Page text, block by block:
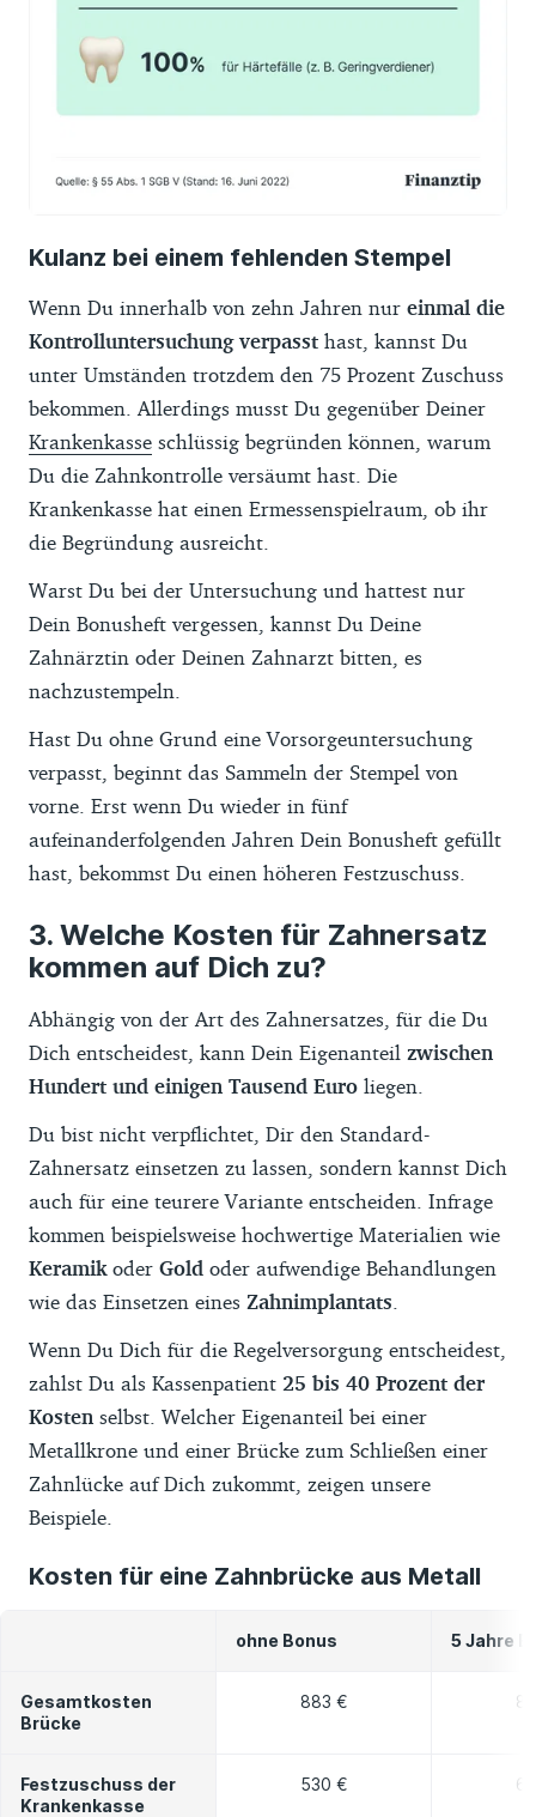
Kulanz bei einem fehlenden Stempel
Wenn Du innerhalb von zehn Jahren nur einmal die
Kontrolluntersuchung verpasst hast, kannst Du
unter Umständen trotzdem den 75 Prozent Zuschuss
bekommen. Allerdings musst Du gegenüber Deiner
Krankenkasse schlüssig begründen können, warum
Du die Zahnkontrolle versäumt hast. Die
Krankenkasse hat einen Ermessenspielraum, ob ihr
die Begründung ausreicht.
Warst Du bei der Untersuchung und hattest nur
Dein Bonusheft vergessen, kannst Du Deine
Zahnärztin oder Deinen Zahnarzt bitten, es
nachzustempeln.
Hast Du ohne Grund eine Vorsorgeuntersuchung
verpasst, beginnt das Sammeln der Stempel von
vorne. Erst wenn Du wieder in fünf
aufeinanderfolgenden Jahren Dein Bonusheft gefüllt
hast, bekommst Du einen höheren Festzuschuss.
Welche Kosten für Zahnersatz
kommen auf Dich zu?
Abhängig von der Art des Zahnersatzes, für die Du
Dich entscheidest, kann Dein Eigenanteil zwischen
Hundert und einigen Tausend Euro liegen.
Du bist nicht verpflichtet, Dir den Standard-
Zahnersatz einsetzen zu lassen, sondern kannst Dich
auch für eine teurere Variante entscheiden. Infrage
kommen beispielsweise hochwertige Materialien wie
Keramik oder Gold oder aufwendige Behandlungen
wie das Einsetzen eines Zahnimplantats
Wenn Du Dich für die Regelversorgung entscheidest,
zahlst Du als Kassenpatient 25 bis 40 Prozent der
Kosten selbst. Welcher Eigenanteil bei einer
Metallkrone und einer Brücke zum Schließen einer
Zahnlücke auf Dich zukommt, zeigen unsere
Beispiele.
Kosten für eine Zahnbrücke aus Metall
ohne Bonus 5 Jahre
Gesamtkosten
Brücke
883 €
Festzuschuss der
Krankenkasse
530 €